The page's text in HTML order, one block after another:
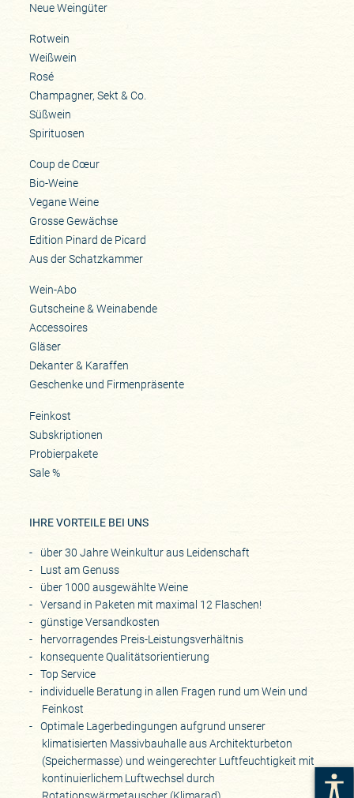
Neue Weingüter
Rotwein
Weißwein
Rosé
Champagner, Sekt & Co.
Süßwein
Spirituosen
Coup de Cœur
Bio-Weine
Vegane Weine
Grosse Gewächse
Edition Pinard de Picard
Aus der Schatzkammer
Wein-Abo
Gutscheine & Weinabende
Accessoires
Gläser
Dekanter & Karaffen
Geschenke und Firmenpräsente
Feinkost
Subskriptionen
Probierpakete
Sale %
IHRE VORTEILE BEI UNS
über 30 Jahre Weinkultur aus Leidenschaft
Lust am Genuss
über 1000 ausgewählte Weine
Versand in Paketen mit maximal 12 Flaschen!
günstige Versandkosten
hervorragendes Preis-Leistungsverhältnis
konsequente Qualitätsorientierung
Top Service
individuelle Beratung in allen Fragen rund um Wein und
Feinkost
Optimale Lagerbedingungen aufgrund unserer
klimatisierten Massivbauhalle aus Architekturbeton
(Speichermasse) und weingerechter Luftfeuchtigkeit mit
kontinuierlichem Luftwechsel durch
Rotationswärmetauscher (Klimarad)